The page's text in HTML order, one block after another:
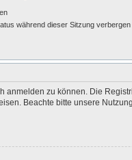
während dieser Sitzung verbergen
anmelden zu können. Die
Beachte bitte unsere